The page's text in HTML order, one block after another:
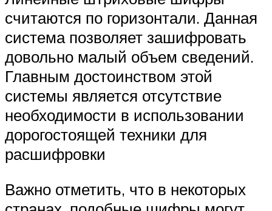
считаются по горизонтали. Данная
система позволяет зашифровать
довольно малый объем сведений.
Главным достоинством этой
системы является отсутствие
необходимости в использовании
дорогостоящей техники для
расшифровки
Важно отметить, что в некоторых